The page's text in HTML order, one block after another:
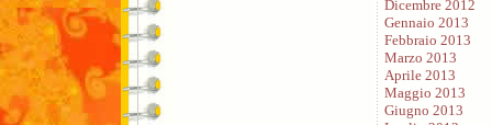
Dicembre 2012
Gennaio 2013
Febbraio 2013
Marzo 2013
Aprile 2013
Maggio 2013
Giugno 2013